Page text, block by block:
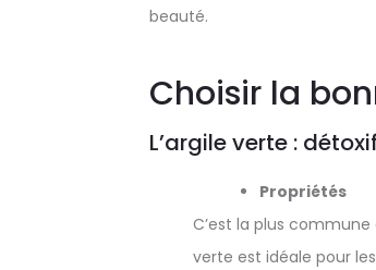
beauté.
Choisir la
L’argile verte :
Propriétés
C’est la plus
verte est idéale pour